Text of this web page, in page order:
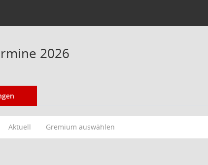
2026
Aktuell Gremium auswählen